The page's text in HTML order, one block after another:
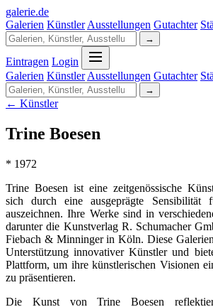
galerie.de
Galerien Künstler Ausstellungen Gutachter
→
Eintragen Login
Galerien Künstler Ausstellungen Gutachter
→
← Künstler
Trine Boesen
* 1972
Trine Boesen ist eine zeitgenössische
sich durch eine ausgeprägte
auszeichnen. Ihre Werke sind in
darunter die Kunstverlag R. Schumacher
Fiebach & Minninger in Köln. Diese
Unterstützung innovativer Künstler und
Plattform, um ihre künstlerischen Visionen
zu präsentieren.
Die Kunst von Trine Boesen